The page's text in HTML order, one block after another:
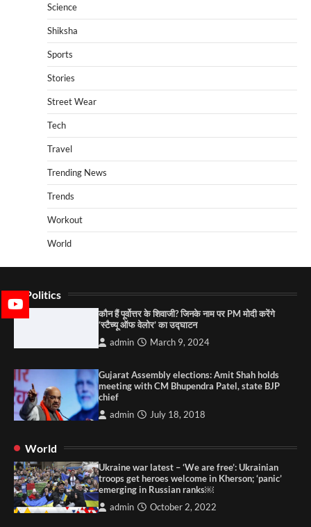
Science
Shiksha
Sports
Stories
Street Wear
Tech
Travel
Trending News
Trends
Workout
World
Politics
कौन हैं पूर्वोत्तर के शिवाजी? जिनके नाम पर PM मोदी करेंगे
‘स्टैच्यू ऑफ वेलोर’ का उद्घाटन
admin March 9, 2024
Gujarat Assembly elections: Amit Shah holds
meeting with CM Bhupendra Patel, state BJP
chief
admin July 18, 2018
World
Ukraine war latest – ‘We are free’: Ukrainian
troops get heroes welcome in Kherson; ‘panic’
emerging in Russian ranks￼
admin October 2, 2022